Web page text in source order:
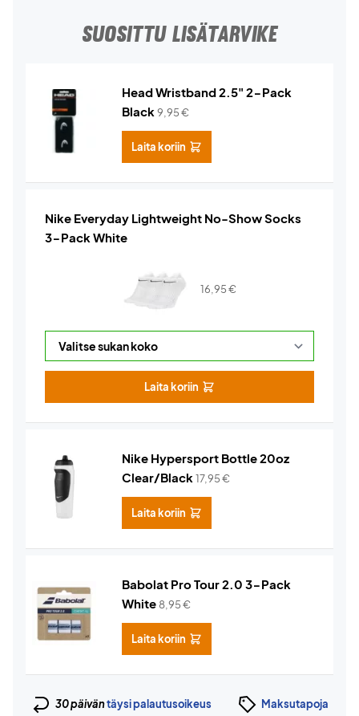
SUOSITTU LISÄTARVIKE
Head Wristband 2.5" 2-Pack
Black9,95€
Laita koriin
Nike Everyday Lightweight No-Show Socks
3-Pack White
16,95€
Laita koriin
Nike Hypersport Bottle 20oz
Clear/Black17,95€
Laita koriin
Babolat Pro Tour 2.0 3-Pack
White 8,95€
Laita koriin
30 päiväntäysi palautusoikeus Maksutapoja